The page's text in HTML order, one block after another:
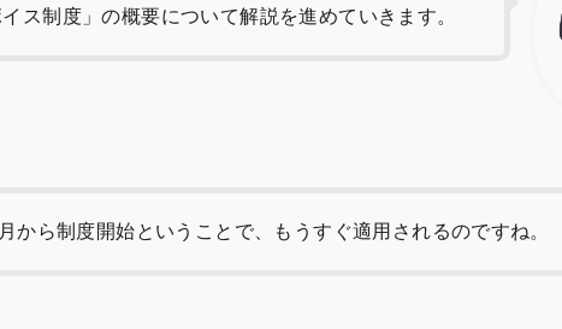
ス制度」の概要について解説を進めていきます。
から制度開始ということで、もうすぐ適用されるのですね。